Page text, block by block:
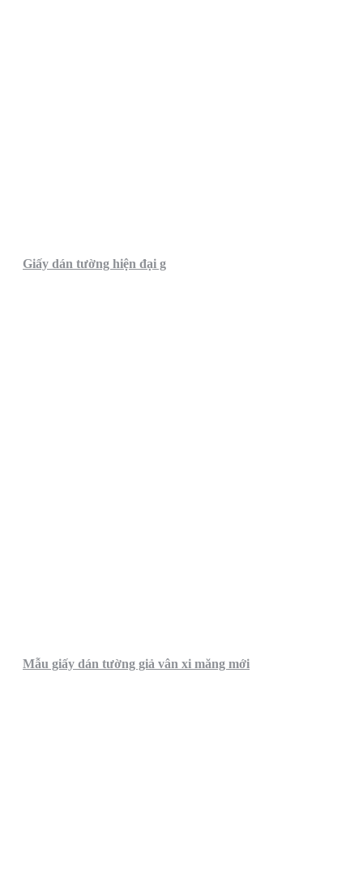
Giấy dán tường hiện đại g
Mẫu giấy dán tường giả vân xi măng mới